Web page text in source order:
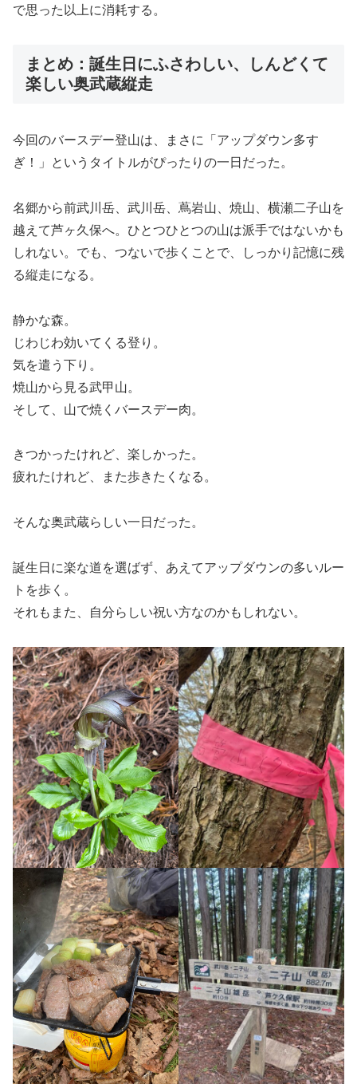
で思った以上に消耗する。
まとめ：誕生日にふさわしい、しんどくて
楽しい奥武蔵縦走
今回のバースデー登山は、まさに「アップダウン多す
ぎ！」というタイトルがぴったりの一日だった。
名郷から前武川岳、武川岳、蔦岩山、焼山、横瀬二子山を
越えて芦ヶ久保へ。ひとつひとつの山は派手ではないかも
しれない。でも、つないで歩くことで、しっかり記憶に残
る縦走になる。
静かな森。
じわじわ効いてくる登り。
気を遣う下り。
焼山から見る武甲山。
そして、山で焼くバースデー肉。
きつかったけれど、楽しかった。
疲れたけれど、また歩きたくなる。
そんな奥武蔵らしい一日だった。
誕生日に楽な道を選ばず、あえてアップダウンの多いルー
トを歩く。
それもまた、自分らしい祝い方なのかもしれない。